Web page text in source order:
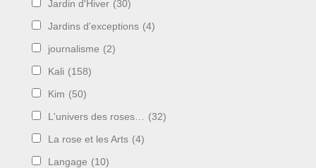
Jardin d'Hiver (30)
Jardins d'exceptions (4)
journalisme (2)
Kali (158)
Kim (50)
L'univers des roses… (32)
La rose et les Arts (4)
Langage (10)